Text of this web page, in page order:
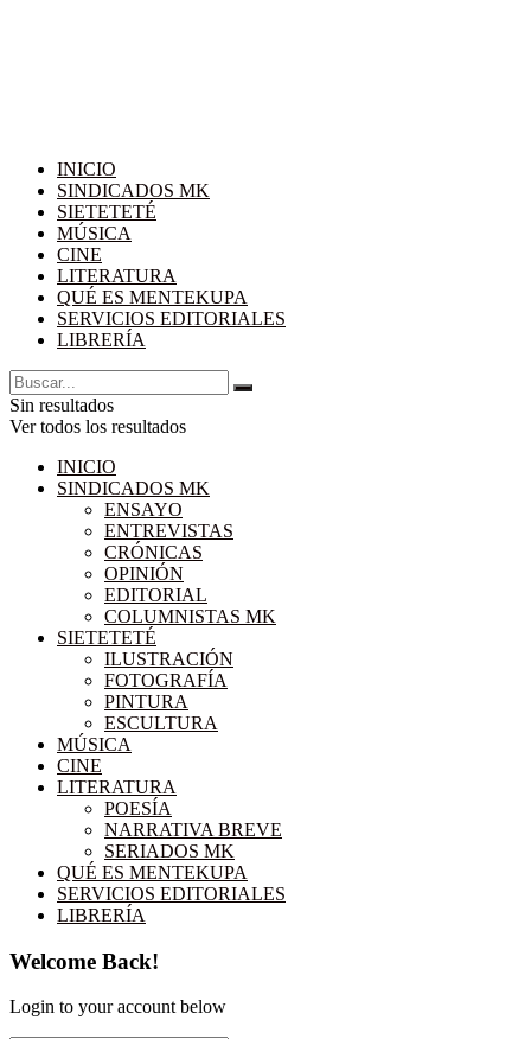
INICIO
SINDICADOS MK
SIETETETÉ
MÚSICA
CINE
LITERATURA
QUÉ ES MENTEKUPA
SERVICIOS EDITORIALES
LIBRERÍA
Sin resultados
Ver todos los resultados
INICIO
SINDICADOS MK
ENSAYO
ENTREVISTAS
CRÓNICAS
OPINIÓN
EDITORIAL
COLUMNISTAS MK
SIETETETÉ
ILUSTRACIÓN
FOTOGRAFÍA
PINTURA
ESCULTURA
MÚSICA
CINE
LITERATURA
POESÍA
NARRATIVA BREVE
SERIADOS MK
QUÉ ES MENTEKUPA
SERVICIOS EDITORIALES
LIBRERÍA
Welcome Back!
Login to your account below